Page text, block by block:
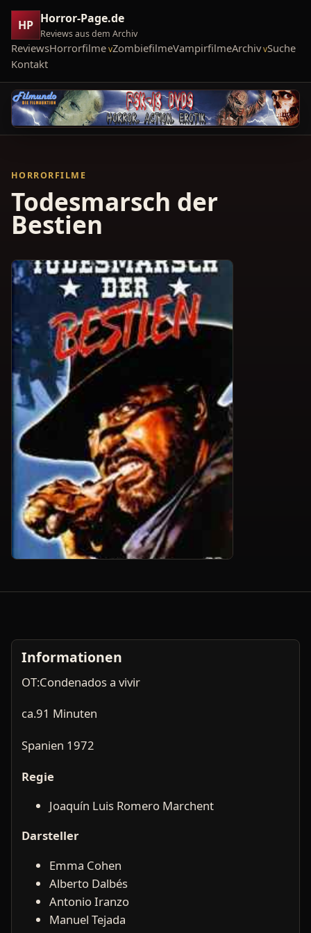
HP Horror-Page.de
Reviews aus dem Archiv
ReviewsHorrorfilme ZombiefilmeVampirfilmeArchiv Suche
Kontakt
HORRORFILME
Todesmarsch der
Bestien
Informationen
OT:Condenados a vivir
ca.91 Minuten
Spanien 1972
Regie
Joaquín Luis Romero Marchent
Darsteller
Emma Cohen
Alberto Dalbés
Antonio Iranzo
Manuel Tejada